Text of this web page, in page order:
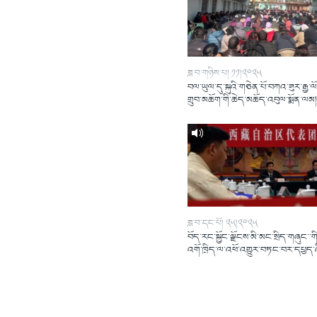
ཟླ་བ་གཉིས་པ། ༡༡།༢༠༢༥
གྲུབ་མཆོག་གི་ཆེད་མཆོད་འབུལ་སྨོན་ལམ།
ཟླ་བ་དང་པོ། ༢༥།༢༠༢༥